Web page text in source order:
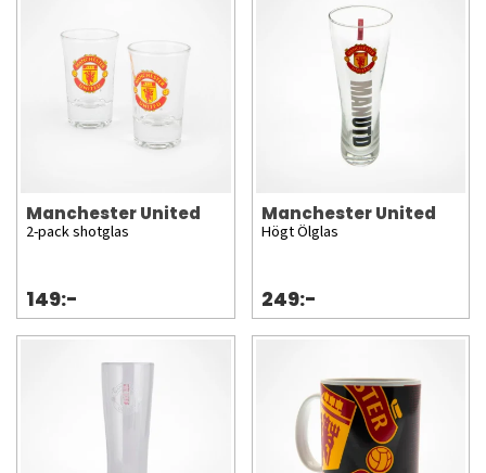
Manchester United
2-pack shotglas
149:-
Manchester United
Högt Ölglas
249:-